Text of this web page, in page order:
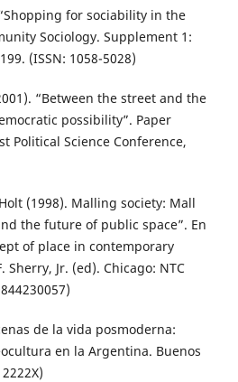
for sociability in the
Sociology. Supplement 1:
(ISSN: 1058-5028)
“Between the street and the
possibility”. Paper
Political Science Conference,
(1998). Malling society: Mall
the future of public space”. En
of place in contemporary
Sherry, Jr. (ed). Chicago: NTC
de la vida posmoderna:
en la Argentina. Buenos